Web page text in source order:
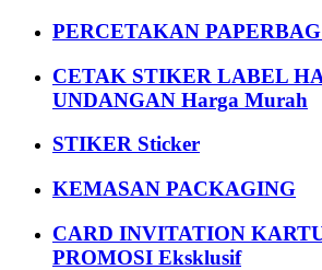
PERCETAKAN
CETAK STIKER LABEL
UNDANGAN Harga Murah
STIKER Sticker
KEMASAN PACKAGING
CARD INVITATION
PROMOSI Eksklusif